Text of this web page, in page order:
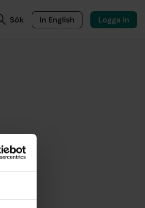
Sök In English Logga in